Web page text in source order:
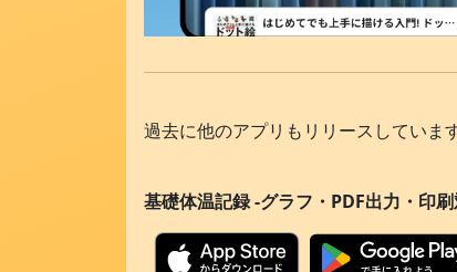
過去に他のアプリもリリースしていま
基礎体温記録 -グラフ・PDF出力・印